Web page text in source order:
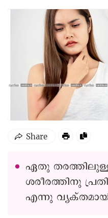
ഏതു
ശരീരത്തിനു
എന്നു വ്യക്തമായി